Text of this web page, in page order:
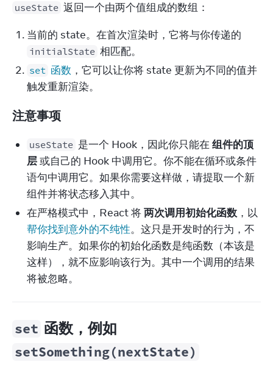
useState 返回一个由两个值组成的数组：
当前的 state。在首次渲染时，它将与你传递的
initialState 相匹配。
set 函数 ，它可以让你将 state 更新为不同的值并
触发重新渲染。
注意事项
useState 是一个 Hook，因此你只能在 组件的顶
层或自己的 Hook 中调用它。你不能在循环或条件
语句中调用它。如果你需要这样做，请提取一个新
组件并将状态移入其中。
在严格模式中，React 将两次调用初始化函数 ，以
帮你找到意外的不纯性。这只是开发时的行为，不
影响生产。如果你的初始化函数是纯函数（本该是
这样），就不应影响该行为。其中一个调用的结果
将被忽略。
set 函数，例如
setSomething(nextState)